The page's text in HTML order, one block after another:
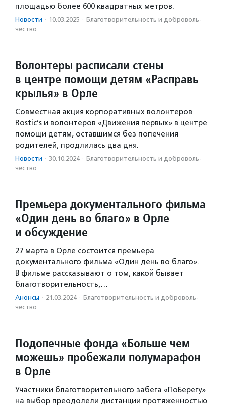
площадью более 600 квадратных метров.
Новости · 10.03.2025 · Благотвори­тель­ность и доброволь­
чест­во
Волонтеры расписали стены
в центре помощи детям «Расправь
крылья» в Орле
Совместная акция корпоративных волонтеров
Rostic’s и волонтеров «Движения первых» в центре
помощи детям, оставшимся без попечения
родителей, продлилась два дня.
Новости · 30.10.2024 · Благотвори­тель­ность и доброволь­
чест­во
Премьера документального фильма
«Один день во благо» в Орле
и обсуждение
27 марта в Орле состоится премьера
документального фильма «Один день во благо».
В фильме рассказывают о том, какой бывает
благотворительность,…
Анонсы · 21.03.2024 · Благотвори­тель­ность и доброволь­
чест­во
Подопечные фонда «Больше чем
можешь» пробежали полумарафон
в Орле
Участники благотворительного забега «ПоБерегу»
на выбор преодолели дистанции протяженностью